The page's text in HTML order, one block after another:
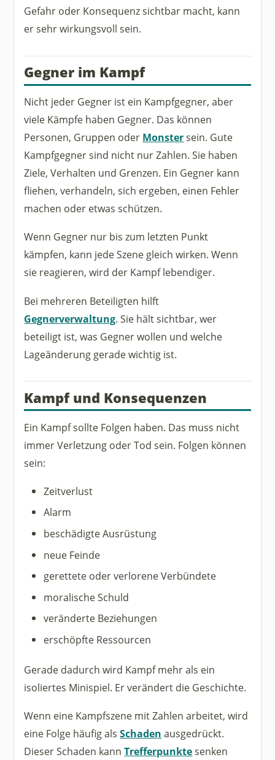
Gefahr oder Konsequenz sichtbar macht, kann
er sehr wirkungsvoll sein.
Gegner im Kampf
Nicht jeder Gegner ist ein Kampfgegner, aber
viele Kämpfe haben Gegner. Das können
Personen, Gruppen oder Monstersein. Gute
Kampfgegner sind nicht nur Zahlen. Sie haben
Ziele, Verhalten und Grenzen. Ein Gegner kann
fliehen, verhandeln, sich ergeben, einen Fehler
machen oder etwas schützen.
Wenn Gegner nur bis zum letzten Punkt
kämpfen, kann jede Szene gleich wirken. Wenn
sie reagieren, wird der Kampf lebendiger.
Bei mehreren Beteiligten hilft
Gegnerverwaltung. Sie hält sichtbar, wer
beteiligt ist, was Gegner wollen und welche
Lageänderung gerade wichtig ist.
Kampf und Konsequenzen
Ein Kampf sollte Folgen haben. Das muss nicht
immer Verletzung oder Tod sein. Folgen können
sein:
Zeitverlust
Alarm
beschädigte Ausrüstung
neue Feinde
gerettete oder verlorene Verbündete
moralische Schuld
veränderte Beziehungen
erschöpfte Ressourcen
Gerade dadurch wird Kampf mehr als ein
isoliertes Minispiel. Er verändert die Geschichte.
Wenn eine Kampfszene mit Zahlen arbeitet, wird
eine Folge häufig alsSchaden ausgedrückt.
Dieser Schaden kannTrefferpunktesenken